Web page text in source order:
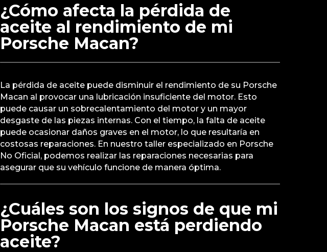
¿Cómo afecta la pérdida de
aceite al rendimiento de mi
Porsche Macan?
La pérdida de aceite puede disminuir el rendimiento de su Porsche
Macan al provocar una lubricación insuficiente del motor. Esto
puede causar un sobrecalentamiento del motor y un mayor
desgaste de las piezas internas. Con el tiempo, la falta de aceite
puede ocasionar daños graves en el motor, lo que resultaría en
costosas reparaciones. En nuestro taller especializado en Porsche
No Oficial, podemos realizar las reparaciones necesarias para
asegurar que su vehículo funcione de manera óptima.
¿Cuáles son los signos de que mi
Porsche Macan está perdiendo
aceite?